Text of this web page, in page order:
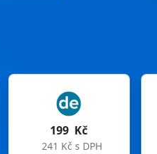
199 Kč
241 Kč s DPH